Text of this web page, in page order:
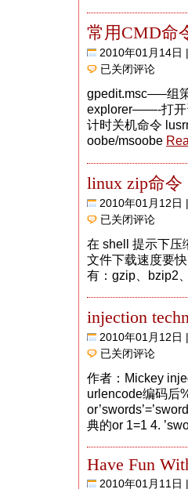
法
常用CMD命
2010年01月14日 |
常
CMD
命
令
已关闭评论
gpedit.msc—–组
explorer——-打
计时关机命令
oobe/msoobe
linux zip命令
2010年01月12日 |
linux
zip
令
已关闭评论
在 shell 提示下压
文件下载速度要
有：gzip、bzip2
injection
2010年01月12日 |
injection
techniques
anti
bypass
翻
译
已关闭评论
作者：Mickey
urlencode编码后
典的or 1=1 4.
Have Fun
2010年01月11日 |